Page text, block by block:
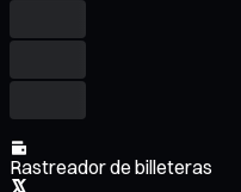
Rastreador de billeteras